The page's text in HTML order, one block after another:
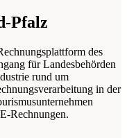
Pfalz
des
für Landesbehörden
rund um
in der
Rechnungen.